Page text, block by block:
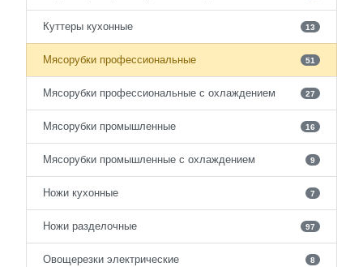
Куттеры кухонные 13
Мясорубки профессиональные 51
Мясорубки профессиональные с охлаждением 27
Мясорубки промышленные 16
Мясорубки промышленные с охлаждением 9
Ножи кухонные 7
Ножи разделочные 97
Овощерезки электрические 8